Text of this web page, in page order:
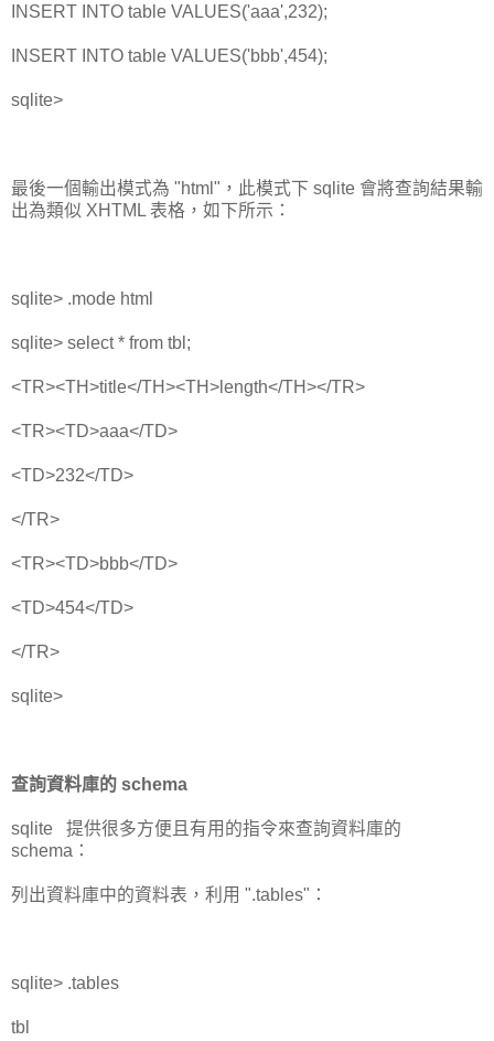
INSERT INTO table VALUES('aaa',232);
INSERT INTO table VALUES('bbb',454);
sqlite>
最後一個輸出模式為 "html"，此模式下 sqlite 會將查詢結果輸
出為類似 XHTML 表格，如下所示：
sqlite> .mode html
sqlite> select * from tbl;
<TR><TH>title</TH><TH>length</TH></TR>
<TR><TD>aaa</TD>
<TD>232</TD>
</TR>
<TR><TD>bbb</TD>
<TD>454</TD>
</TR>
sqlite>
查詢資料庫的 schema
sqlite 提供很多方便且有用的指令來查詢資料庫的
schema：
列出資料庫中的資料表，利用 ".tables"：
sqlite> .tables
tbl